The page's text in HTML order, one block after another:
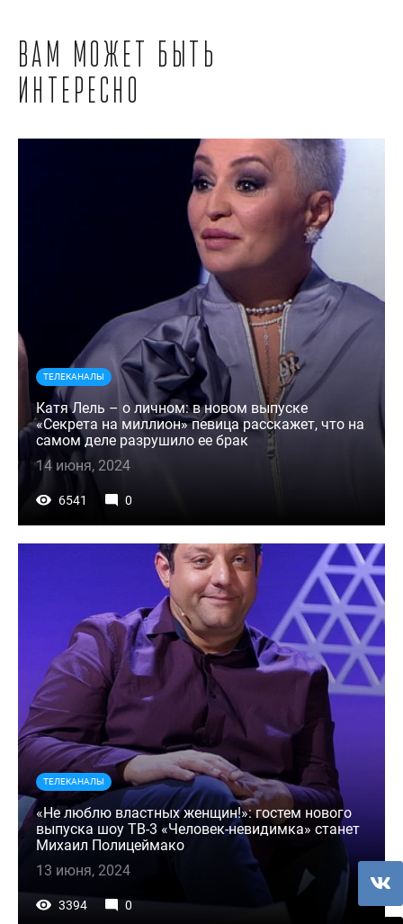
Вам может быть
интересно
ТЕЛЕКАНАЛЫ
Катя Лель – о личном: в новом выпуске
«Секрета на миллион» певица расскажет, что на
самом деле разрушило ее брак
14 июня, 2024
6541 0
ТЕЛЕКАНАЛЫ
«Не люблю властных женщин!»: гостем нового
выпуска шоу ТВ-3 «Человек-невидимка» станет
Михаил Полицеймако
13 июня, 2024
3394 0